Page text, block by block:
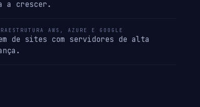
a crescer.
AWS, AZURE E GOOGLE
de sites com servidores de alta